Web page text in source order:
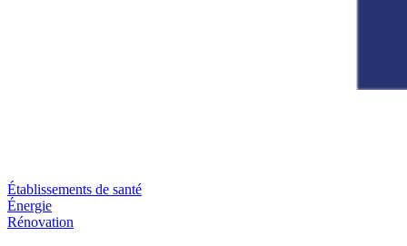
Établissements de santé
Énergie
Rénovation